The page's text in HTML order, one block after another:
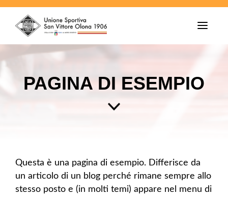
T
g
n
a
PAGINA DI ESEMPIO
Questa è una pagina di esempio. Differisce da
un articolo di un blog perché rimane sempre allo
stesso posto e (in molti temi) appare nel menu di